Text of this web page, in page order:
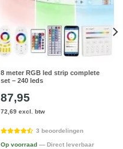
8 meter RGB led strip complete
set – 240 leds
87,95
72,69 excl. btw
3 beoordelingen
Op voorraad — Direct leverbaar